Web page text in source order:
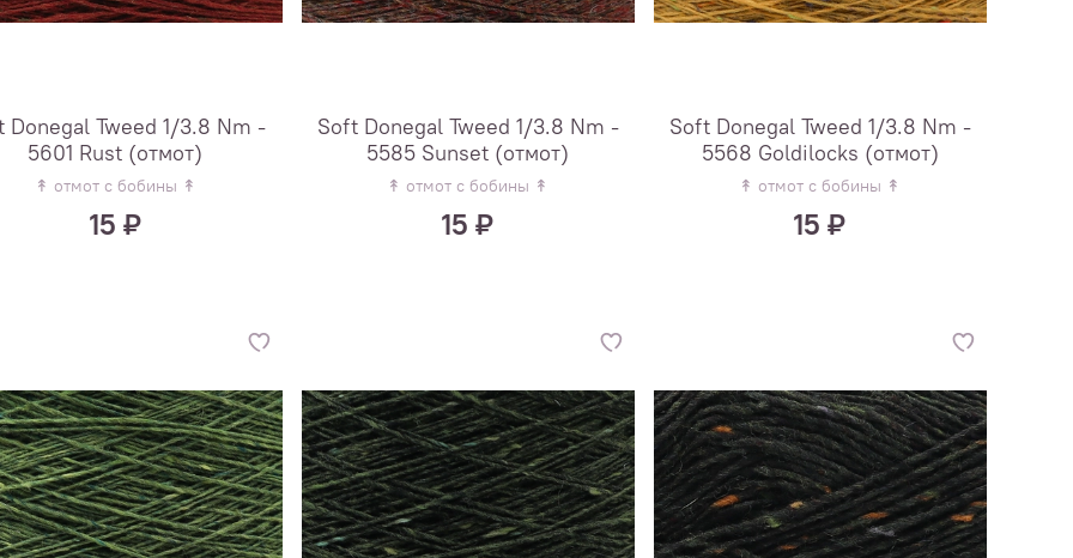
Donegal Tweed 1/3.8 Nm -
5601 Rust (отмот)
↟ отмот с бобины ↟
15 ₽
Soft Donegal Tweed 1/3.8 Nm -
5585 Sunset (отмот)
↟ отмот с бобины ↟
15 ₽
Soft Donegal Tweed 1/3.8 Nm -
5568 Goldilocks (отмот)
↟ отмот с бобины ↟
15 ₽